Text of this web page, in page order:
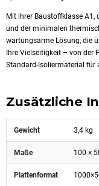
Mit ihrer Baustoffklasse A1,
und der minimalen
wartungsarme Lösung, die
Ihre Vielseitigkeit – von der
Standard-Isoliermaterial für
Zusätzliche
Gewicht 3,4 kg
Maße 100 ×
Plattenformat